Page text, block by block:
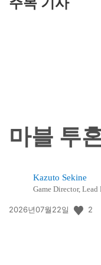
주목 기사
마블 투
Kazuto Sekine
Game Director, Lead
공
2026년07월22일 2